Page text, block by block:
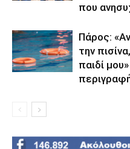
που
Πάρος:
την
παιδί